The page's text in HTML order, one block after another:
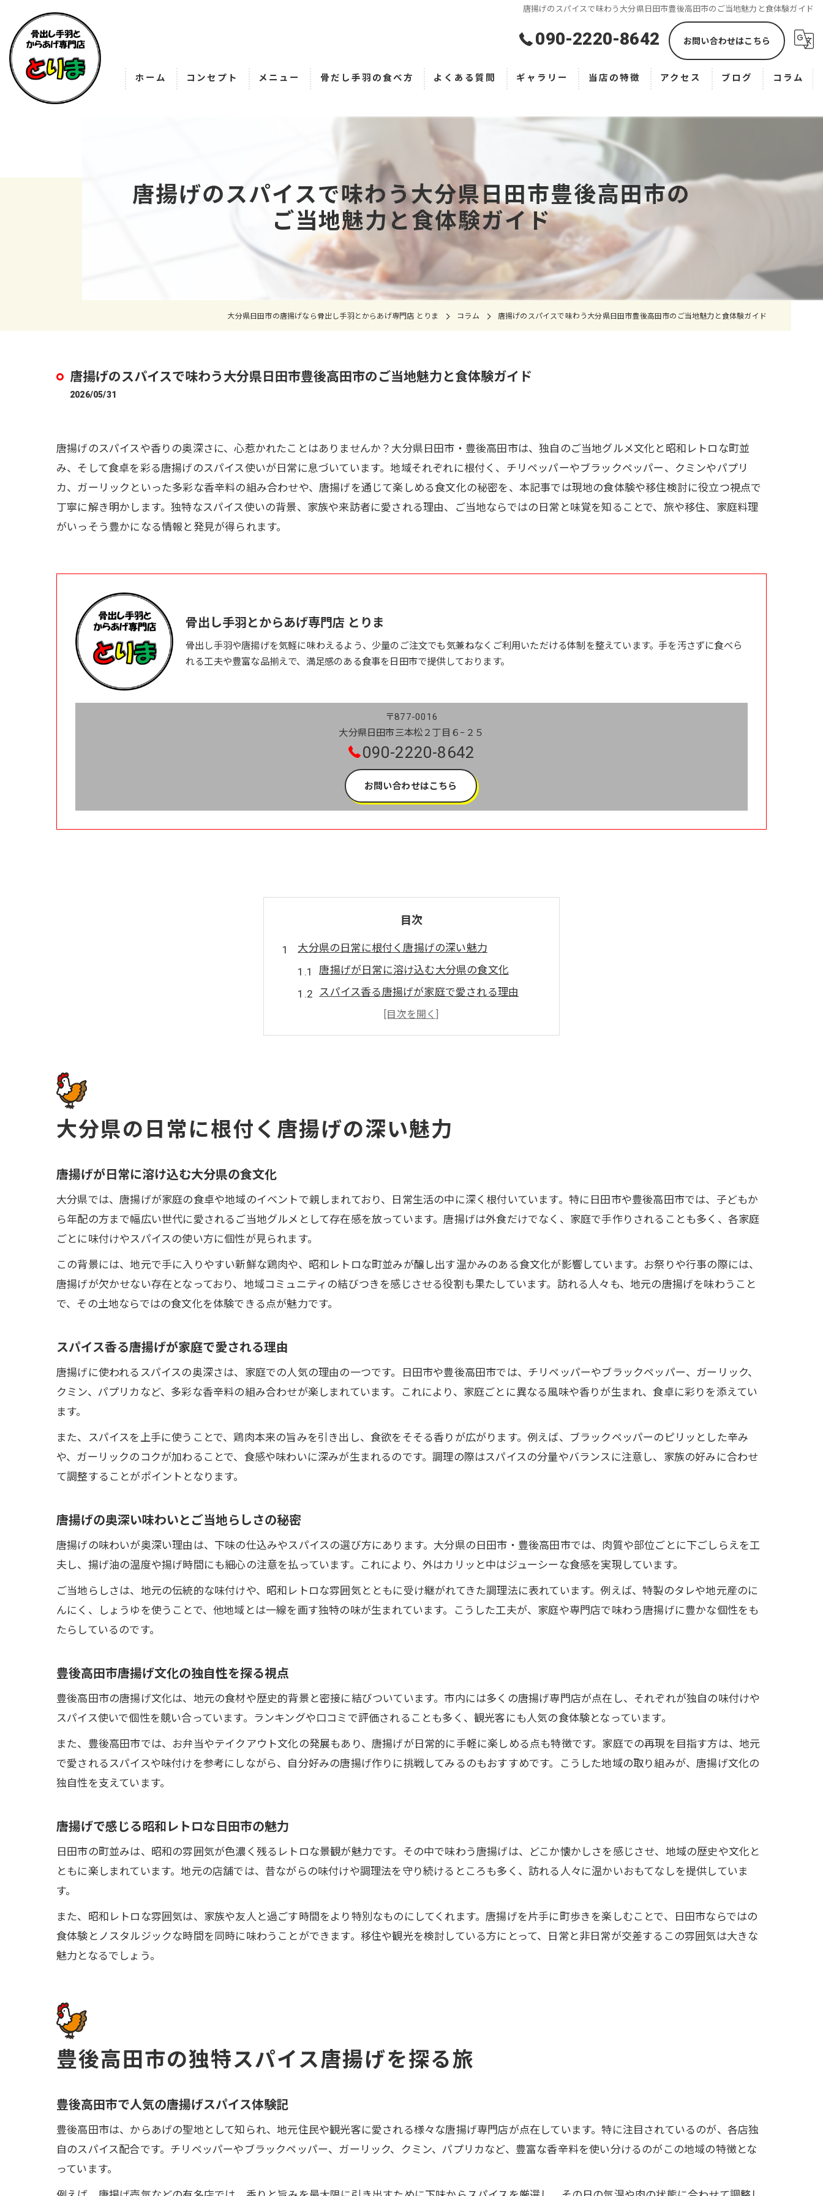
唐揚げのスパイスで味わう大分県日田市豊後高田市のご当地魅力と食体験ガイド
090-2220-8642 お問い合わせはこちら
ホーム コンセプト メニュー 骨だし手羽の食べ方 よくある質問 ギャラリー 当店の特徴
お弁当
オードブル
テイクアウト
宅配
アクセス ブログ コラム
唐揚げのスパイスで味わう大分県日田市豊後高田市の
ご当地魅力と食体験ガイド
大分県日田市の唐揚げなら骨出し手羽とからあげ専門店 とりま コラム 唐揚げのスパイスで味わう大分県日田市豊後高田市のご当地魅力と食体験ガイド
唐揚げのスパイスで味わう大分県日田市豊後高田市のご当地魅力と食体験ガイド
2026/05/31
唐揚げのスパイスや香りの奥深さに、心惹かれたことはありませんか？大分県日田市・豊後高田市は、独自のご当地グルメ文化と昭和レトロな町並
み、そして食卓を彩る唐揚げのスパイス使いが日常に息づいています。地域それぞれに根付く、チリペッパーやブラックペッパー、クミンやパプリ
カ、ガーリックといった多彩な香辛料の組み合わせや、唐揚げを通じて楽しめる食文化の秘密を、本記事では現地の食体験や移住検討に役立つ視点で
丁寧に解き明かします。独特なスパイス使いの背景、家族や来訪者に愛される理由、ご当地ならではの日常と味覚を知ることで、旅や移住、家庭料理
がいっそう豊かになる情報と発見が得られます。
骨出し手羽とからあげ専門店 とりま
骨出し手羽や唐揚げを気軽に味わえるよう、少量のご注文でも気兼ねなくご利用いただける体制を整えています。手を汚さずに食べら
れる工夫や豊富な品揃えで、満足感のある食事を日田市で提供しております。
〒877-0016
大分県日田市三本松２丁目６−２５
090-2220-8642
お問い合わせはこちら
目次
大分県の日常に根付く唐揚げの深い魅力
唐揚げが日常に溶け込む大分県の食文化
スパイス香る唐揚げが家庭で愛される理由
唐揚げの奥深い味わいとご当地らしさの秘密
豊後高田市唐揚げ文化の独自性を探る視点
唐揚げの香辛料使いが生むご当地グルメ感
日田市ならではの唐揚げと香辛料の相性
唐揚げにぴったりな香辛料の組み合わせ術
日田市唐揚げの味を引き立てるスパイス選び
唐揚げで楽しむ日田市の伝統と現代アレンジ
唐揚げにチリやクミンが映える理由と効果
香辛料で変わる唐揚げの新たな味わい方
家族で楽しむチリクミン唐揚げの作り方提案
唐揚げで挑戦するスパイスミックスの世界
唐揚げで人気の香辛料を家庭料理に取り入れる
子供と楽しむ唐揚げのやさしいスパイス活用術
唐揚げのスパイスを場面別に選ぶコツと工夫
移住視点で見る地域唐揚げ文化の豊かさ
日田市の唐揚げ文化と移住者の交流体験
家庭で再現できるご当地唐揚げの魅力発見
大分県の日常に根付く唐揚げの深い魅力
唐揚げが日常に溶け込む大分県の食文化
大分県では、唐揚げが家庭の食卓や地域のイベントで親しまれており、日常生活の中に深く根付いています。特に日田市や豊後高田市では、子どもか
ら年配の方まで幅広い世代に愛されるご当地グルメとして存在感を放っています。唐揚げは外食だけでなく、家庭で手作りされることも多く、各家庭
ごとに味付けやスパイスの使い方に個性が見られます。
この背景には、地元で手に入りやすい新鮮な鶏肉や、昭和レトロな町並みが醸し出す温かみのある食文化が影響しています。お祭りや行事の際には、
唐揚げが欠かせない存在となっており、地域コミュニティの結びつきを感じさせる役割も果たしています。訪れる人々も、地元の唐揚げを味わうこと
で、その土地ならではの食文化を体験できる点が魅力です。
スパイス香る唐揚げが家庭で愛される理由
唐揚げに使われるスパイスの奥深さは、家庭での人気の理由の一つです。日田市や豊後高田市では、チリペッパーやブラックペッパー、ガーリック、
クミン、パプリカなど、多彩な香辛料の組み合わせが楽しまれています。これにより、家庭ごとに異なる風味や香りが生まれ、食卓に彩りを添えてい
ます。
また、スパイスを上手に使うことで、鶏肉本来の旨みを引き出し、食欲をそそる香りが広がります。例えば、ブラックペッパーのピリッとした辛み
や、ガーリックのコクが加わることで、食感や味わいに深みが生まれるのです。調理の際はスパイスの分量やバランスに注意し、家族の好みに合わせ
て調整することがポイントとなります。
唐揚げの奥深い味わいとご当地らしさの秘密
唐揚げの味わいが奥深い理由は、下味の仕込みやスパイスの選び方にあります。大分県の日田市・豊後高田市では、肉質や部位ごとに下ごしらえを工
夫し、揚げ油の温度や揚げ時間にも細心の注意を払っています。これにより、外はカリッと中はジューシーな食感を実現しています。
ご当地らしさは、地元の伝統的な味付けや、昭和レトロな雰囲気とともに受け継がれてきた調理法に表れています。例えば、特製のタレや地元産のに
んにく、しょうゆを使うことで、他地域とは一線を画す独特の味が生まれています。こうした工夫が、家庭や専門店で味わう唐揚げに豊かな個性をも
たらしているのです。
豊後高田市唐揚げ文化の独自性を探る視点
豊後高田市の唐揚げ文化は、地元の食材や歴史的背景と密接に結びついています。市内には多くの唐揚げ専門店が点在し、それぞれが独自の味付けや
スパイス使いで個性を競い合っています。ランキングや口コミで評価されることも多く、観光客にも人気の食体験となっています。
また、豊後高田市では、お弁当やテイクアウト文化の発展もあり、唐揚げが日常的に手軽に楽しめる点も特徴です。家庭での再現を目指す方は、地元
で愛されるスパイスや味付けを参考にしながら、自分好みの唐揚げ作りに挑戦してみるのもおすすめです。こうした地域の取り組みが、唐揚げ文化の
独自性を支えています。
唐揚げで感じる昭和レトロな日田市の魅力
日田市の町並みは、昭和の雰囲気が色濃く残るレトロな景観が魅力です。その中で味わう唐揚げは、どこか懐かしさを感じさせ、地域の歴史や文化と
ともに楽しまれています。地元の店舗では、昔ながらの味付けや調理法を守り続けるところも多く、訪れる人々に温かいおもてなしを提供していま
す。
また、昭和レトロな雰囲気は、家族や友人と過ごす時間をより特別なものにしてくれます。唐揚げを片手に町歩きを楽しむことで、日田市ならではの
食体験とノスタルジックな時間を同時に味わうことができます。移住や観光を検討している方にとって、日常と非日常が交差するこの雰囲気は大きな
魅力となるでしょう。
豊後高田市の独特スパイス唐揚げを探る旅
豊後高田市で人気の唐揚げスパイス体験記
豊後高田市は、からあげの聖地として知られ、地元住民や観光客に愛される様々な唐揚げ専門店が点在しています。特に注目されているのが、各店独
自のスパイス配合です。チリペッパーやブラックペッパー、ガーリック、クミン、パプリカなど、豊富な香辛料を使い分けるのがこの地域の特徴とな
っています。
お問い合わせはこちら
お問い合わせはこちら